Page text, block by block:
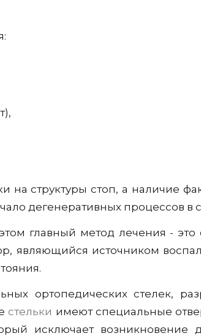
структуры стоп, а наличие
дегенеративных процессов
главный метод лечения - это
являющийся источником
ортопедических стелек,
стельки имеют специальные
исключает возникновение